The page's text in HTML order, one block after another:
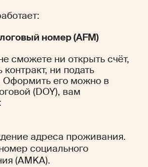
номер (AFM)
сможете ни открыть счёт,
контракт, ни подать
Оформить его можно в
(DOY), вам
адреса проживания.
социального
(AMKA).